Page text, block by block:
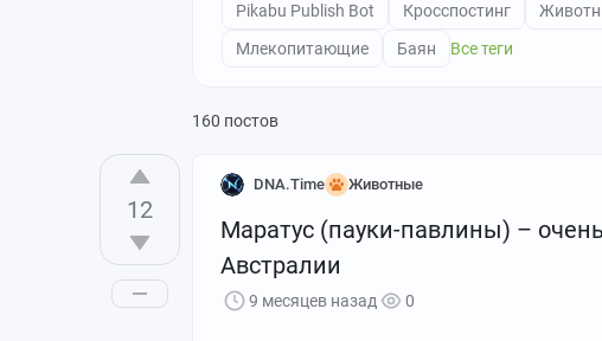
Pikabu Publish Bot Кросспостинг
Млекопитающие
Баян Все теги
160 постов
12
DNA.Time Животные
Маратус (пауки-павлины) –
Австралии
9 месяцев назад 0